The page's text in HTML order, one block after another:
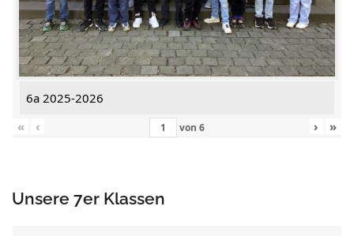
6a 2025-2026
«
‹ von 6 › »
Unsere 7er Klassen